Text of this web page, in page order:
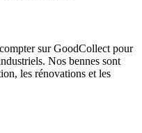
sur GoodCollect pour
Nos bennes sont
les rénovations et les